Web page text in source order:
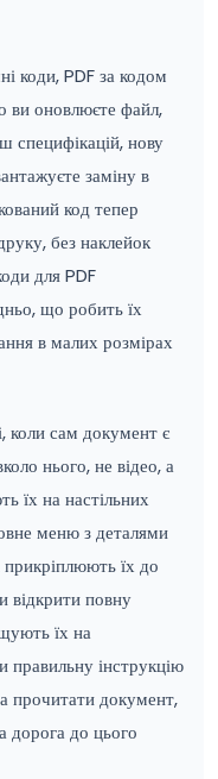
коди, PDF за кодом
ви оновлюєте файл,
специфікацій, нову
заміну в
код тепер
без наклейок
для PDF
що робить їх
в малих розмірах
коли сам документ є
нього, не відео, а
їх на настільних
меню з деталями
їх до
відкрити повну
їх на
правильну інструкцію
прочитати документ,
дорога до цього